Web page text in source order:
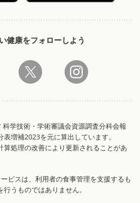
健康をフォローしよう
学技術・学術審議会資源調査分科会報
増補2023を元に算出しています。
算処理の改善により更新されることがあ
ビスは、利用者の食事管理を支援するも
うものではありません。